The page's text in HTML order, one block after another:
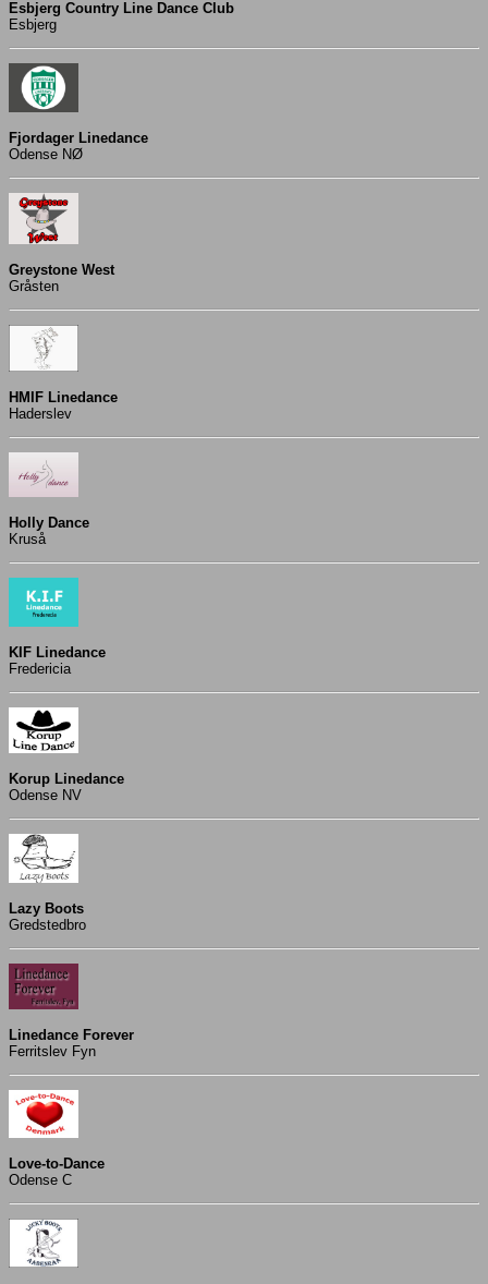
Esbjerg Country Line Dance Club
Esbjerg
Fjordager Linedance
Odense NØ
Greystone West
Gråsten
HMIF Linedance
Haderslev
Holly Dance
Kruså
KIF Linedance
Fredericia
Korup Linedance
Odense NV
Lazy Boots
Gredstedbro
Linedance Forever
Ferritslev Fyn
Love-to-Dance
Odense C